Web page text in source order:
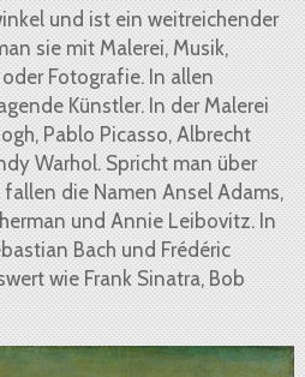
und ist ein weitreichender
sie mit Malerei, Musik,
Fotografie. In allen
Künstler. In der Malerei
Pablo Picasso, Albrecht
Warhol. Spricht man über
die Namen Ansel Adams,
und Annie Leibovitz. In
Bach und Frédéric
wie Frank Sinatra, Bob